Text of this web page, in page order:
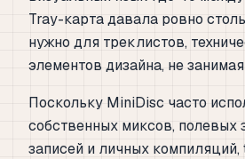
Tray-карта давала ровно
нужно для треклистов,
элементов дизайна, не
Поскольку MiniDisc часто
собственных миксов, полевых
записей и личных